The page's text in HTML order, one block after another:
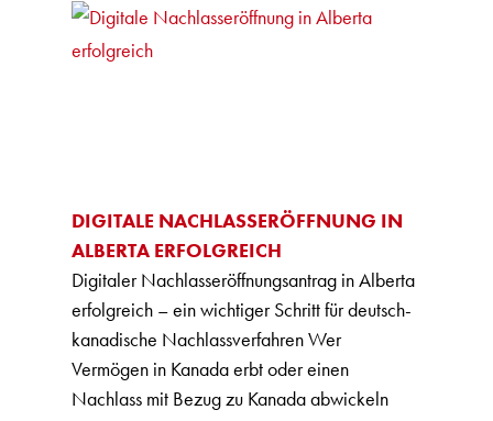
DIGITALE NACHLASSERÖFFNUNG IN
ALBERTA ERFOLGREICH
Digitaler Nachlasseröffnungsantrag in Alberta
erfolgreich – ein wichtiger Schritt für deutsch-
kanadische Nachlassverfahren Wer
Vermögen in Kanada erbt oder einen
Nachlass mit Bezug zu Kanada abwickeln